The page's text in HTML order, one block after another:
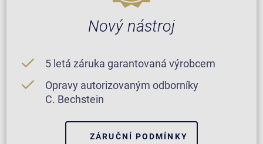
Nový nástroj
5 letá záruka garantovaná výrobcem
Opravy autorizovaným odborníky
C. Bechstein
ZÁRUČNÍ PODMÍNKY